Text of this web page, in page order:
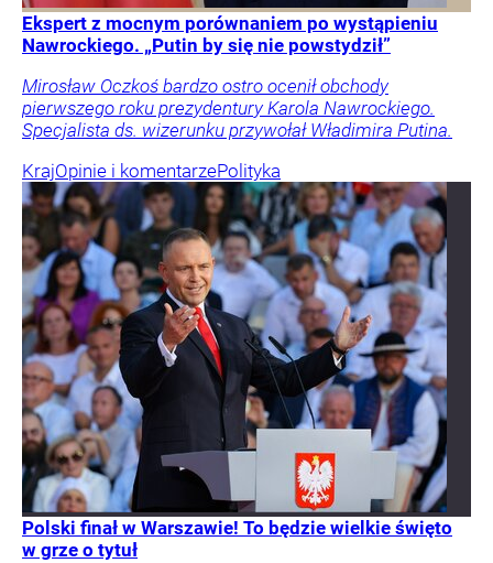
Ekspert z mocnym porównaniem po wystąpieniu
Nawrockiego. „Putin by się nie powstydził”
Mirosław Oczkoś bardzo ostro ocenił obchody
pierwszego roku prezydentury Karola Nawrockiego.
Specjalista ds. wizerunku przywołał Władimira Putina.
KrajOpinie i komentarzePolityka
Polski finał w Warszawie! To będzie wielkie święto
w grze o tytuł